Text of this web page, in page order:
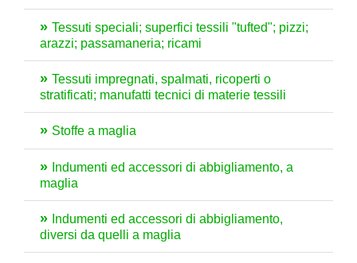
Tessuti speciali; superfici tessili "tufted"; pizzi;
arazzi; passamaneria; ricami
Tessuti impregnati, spalmati, ricoperti o
stratificati; manufatti tecnici di materie tessili
Stoffe a maglia
Indumenti ed accessori di abbigliamento, a
maglia
Indumenti ed accessori di abbigliamento,
diversi da quelli a maglia